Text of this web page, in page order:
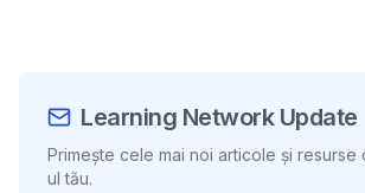
Learning Network Update
Primește cele mai noi articole și resurse
ul tău.